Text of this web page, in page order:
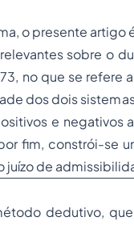
o presente artigo
sobre o
no que se refere
dos dois
e negativos
fim, constrói-se
de
dedutivo,